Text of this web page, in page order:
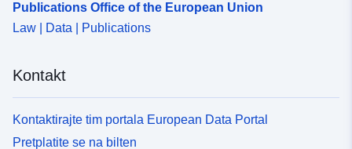
Publications Office of the European Union
Law | Data | Publications
Kontakt
Kontaktirajte tim portala European Data Portal
Pretplatite se na bilten